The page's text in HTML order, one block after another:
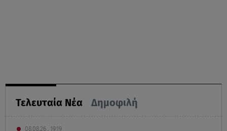
Τελευταία Νέα Δημοφιλή
08.08.26 , 19:19